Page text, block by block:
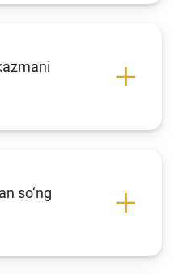
so‘ng